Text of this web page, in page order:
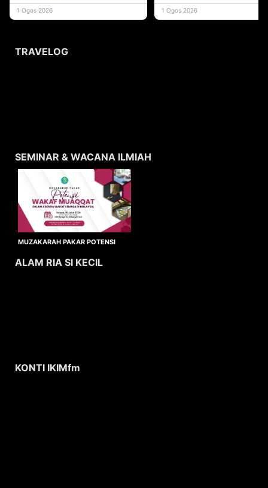
yang memberi ma
1 Ogos 2026
1 Ogos 2026
TRAVELOG
SEMINAR & WACANA ILMIAH
MUZAKARAH PAKAR POTENSI
ALAM RIA SI KECIL
KONTI IKIMfm